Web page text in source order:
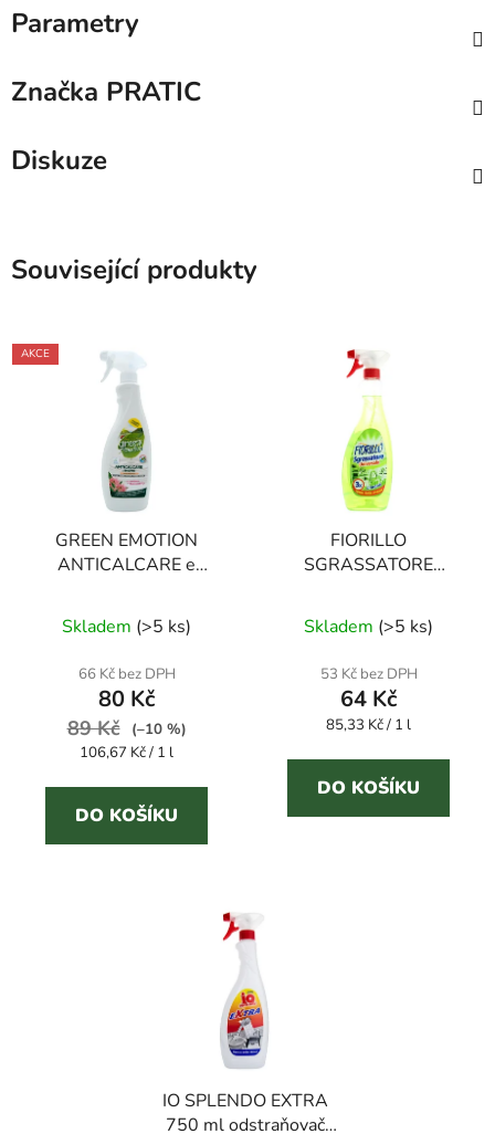
Parametry
Značka PRATIC
Diskuze
Související produkty
AKCE
GREEN EMOTION
ANTICALCARE e
hypoalergenní čistič
koupelen
Skladem (>5 ks)
66 Kč bez DPH
80 Kč
89 Kč
(–10 %)
Měrná
106,67 Kč / 1 l
DO KOŠÍKU
FIORILLO
SGRASSATORE
750 ml odmašťovač
Skladem (>5 ks)
53 Kč bez DPH
64 Kč
Měrná
85,33 Kč / 1 l
DO KOŠÍKU
IO SPLENDO EXTRA
750 ml odstraňovač